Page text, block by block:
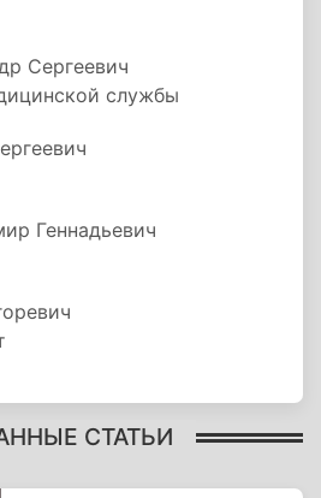
Сергеевич
службы
Геннадьевич
СТАТЬИ